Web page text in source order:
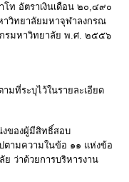
ท อัตราเงินเดือน ๒๐,๔๙๐
าวิทยาลัยมหาจุฬาลงกรณ
กรมหาวิทยาลัย พ.ศ. ๒๕๕๖
ระบุไว้ในรายละเอียด
ของผู้มีสิทธิ์สอบ
ความในข้อ ๑๑ แห่งข้อ
ว่าด้วยการบริหารงาน